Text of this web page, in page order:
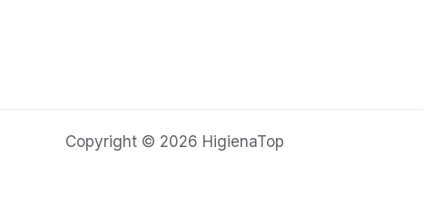
Copyright © 2026 HigienaTop